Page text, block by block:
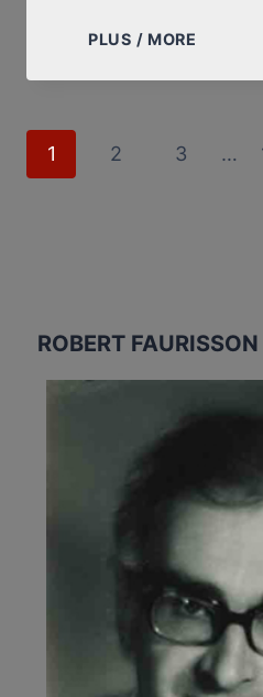
PLUS / MORE
À
Page
1 2 3 …
ROBERT